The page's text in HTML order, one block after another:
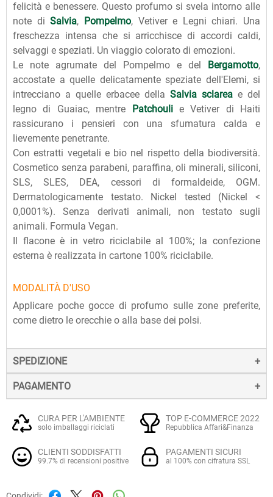
felicità e benessere. Questo profumo si svela intorno alle
note diSalvia, Pompelmo, Vetiver e Legni chiari. Una
freschezza intensa che si arricchisce di accordi caldi,
selvaggi e speziati. Un viaggio colorato di emozioni.
Le note agrumate del Pompelmo e del
Bergamotto,
accostate a quelle delicatamente speziate dell'Elemi, si
intrecciano a quelle erbacee della Salvia sclarea e del
legno di Guaiac, mentre
Patchoulie Vetiver di Haiti
rassicurano i pensieri con una sfumatura calda e
lievemente penetrante.
Con estratti vegetali e bio nel rispetto della biodiversità.
Cosmetico senza parabeni, paraffina, oli minerali, siliconi,
SLS, SLES, DEA, cessori di formaldeide, OGM.
Dermatologicamente testato. Nickel tested (Nickel <
0,0001%). Senza derivati animali, non testato sugli
animali. Formula Vegan.
Il flacone è in vetro riciclabile al 100%; la confezione
esterna è realizzata in cartone 100% riciclabile.
MODALITÀ D'USO
Applicare poche gocce di profumo sulle zone preferite,
come dietro le orecchie o alla base dei polsi.
SPEDIZIONE
La spedizione dei prodotti avviene entro 24 ore dall'ordine
(sabato e festivi esclusi), tramite corriere SDA.
Quando l'ordine sarà spedito, riceverai una e-mail di
conferma, contenente un link alla tracciatura online
dell'invio, che ti permetterà di verificare in tempo reale lo
stato della spedizione.
PAGAMENTO
Il pagamento degli ordini può avvenire:
altre carte prepagate abilitate), su server sicuro Paypal.
CURA PER L'AMBIENTE
solo imballaggi riciclati
TOP E-COMMERCE 2022
Repubblica Affari&Finanza
CLIENTI SODDISFATTI
99.7% di recensioni positive
PAGAMENTI SICURI
al 100% con cifratura SSL